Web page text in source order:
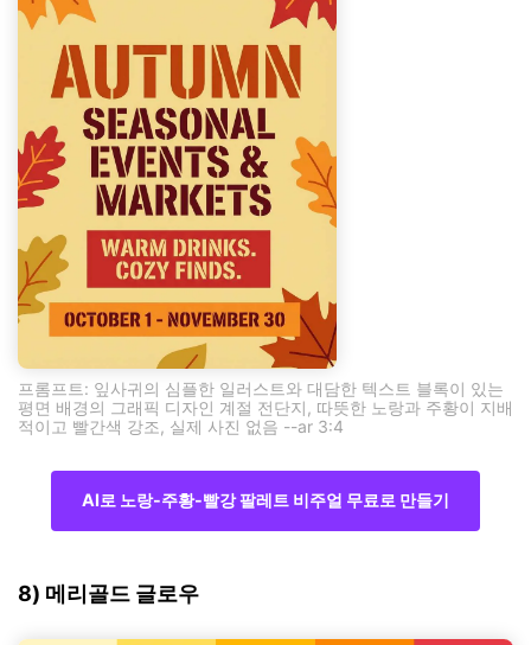
프롬프트: 잎사귀의 심플한 일러스트와 대담한 텍스트 블록이 있는
평면 배경의 그래픽 디자인 계절 전단지, 따뜻한 노랑과 주황이 지배
적이고 빨간색 강조, 실제 사진 없음 --ar 3:4
AI로 노랑-주황-빨강 팔레트 비주얼 무료로 만들기
8) 메리골드 글로우